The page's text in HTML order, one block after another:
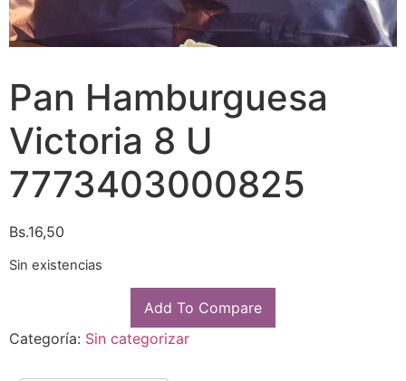
Pan Hamburguesa
Victoria 8 U
7773403000825
Bs.16,50
Sin existencias
Add To Compare
Categoría: Sin categorizar